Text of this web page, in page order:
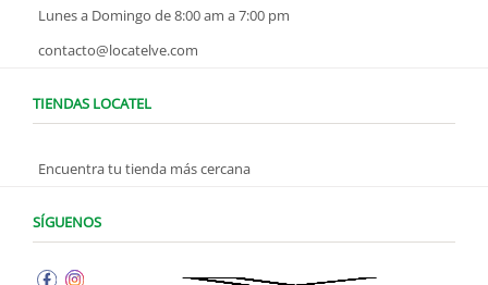
Lunes a Domingo de 8:00 am a 7:00 pm
contacto@locatelve.com
TIENDAS LOCATEL
Encuentra tu tienda más cercana
SÍGUENOS